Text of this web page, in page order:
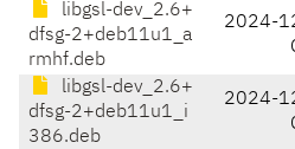
libgsl-dev_2.6+
dfsg-2+deb11u1_a
rmhf.deb
2024-
libgsl-dev_2.6+
dfsg-2+deb11u1_i
386.deb
2024-